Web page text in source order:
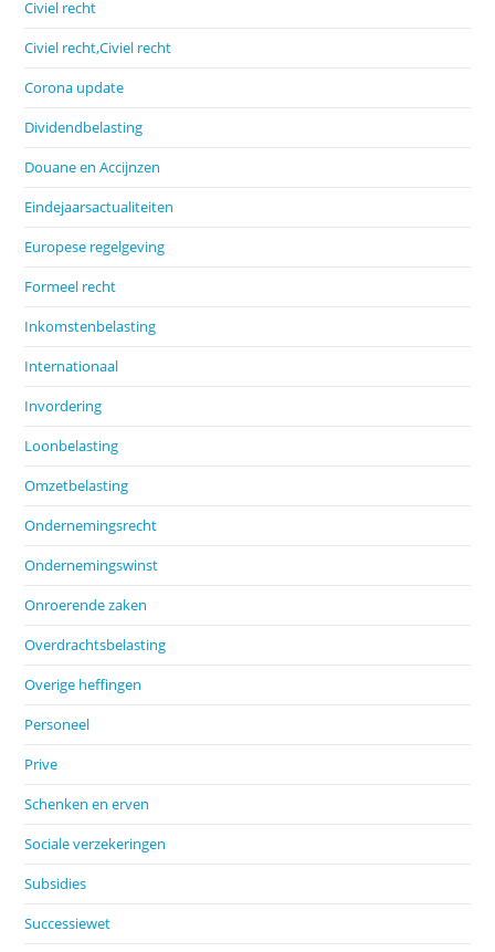
Civiel recht
Civiel recht,Civiel recht
Corona update
Dividendbelasting
Douane en Accijnzen
Eindejaarsactualiteiten
Europese regelgeving
Formeel recht
Inkomstenbelasting
Internationaal
Invordering
Loonbelasting
Omzetbelasting
Ondernemingsrecht
Ondernemingswinst
Onroerende zaken
Overdrachtsbelasting
Overige heffingen
Personeel
Prive
Schenken en erven
Sociale verzekeringen
Subsidies
Successiewet